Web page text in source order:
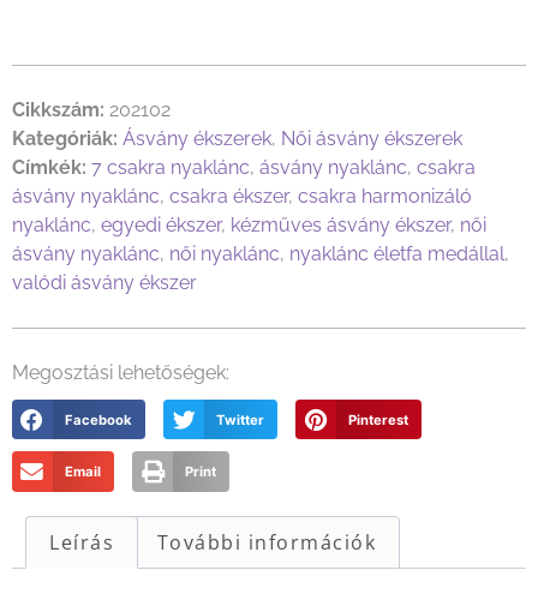
Cikkszám: 202102
Kategóriák: Ásvány ékszerek, Női ásvány ékszerek
Címkék: 7 csakra nyaklánc, ásvány nyaklánc, csakra
ásvány nyaklánc, csakra ékszer, csakra harmonizáló
nyaklánc, egyedi ékszer, kézműves ásvány ékszer, női
ásvány nyaklánc, női nyaklánc, nyaklánc életfa medállal,
valódi ásvány ékszer
Megosztási lehetőségek:
Facebook Twitter Pinterest
Email Print
Leírás További információk